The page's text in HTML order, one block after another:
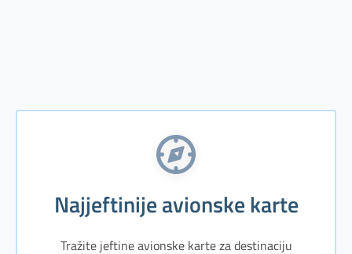
Najjeftinije avionske karte
Tražite jeftine avionske karte za destinaciju